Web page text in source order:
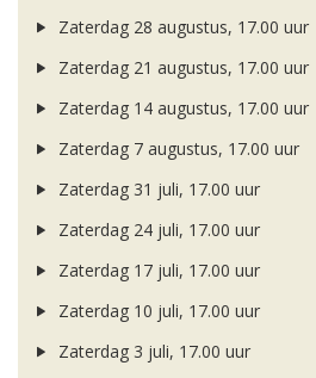
Zaterdag 28 augustus, 17.00 uur
Zaterdag 21 augustus, 17.00 uur
Zaterdag 14 augustus, 17.00 uur
Zaterdag 7 augustus, 17.00 uur
Zaterdag 31 juli, 17.00 uur
Zaterdag 24 juli, 17.00 uur
Zaterdag 17 juli, 17.00 uur
Zaterdag 10 juli, 17.00 uur
Zaterdag 3 juli, 17.00 uur